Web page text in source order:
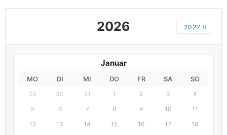
2026 2027
Januar
MO DI MI DO FR SA SO
29 30 31 1 2 3
4
5
6 7 8 9 10
11
12
13 14 15 16 17
18